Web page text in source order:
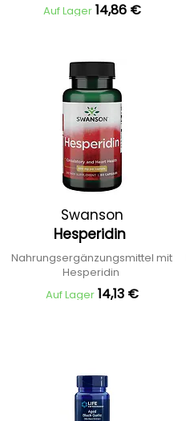
Auf Lager 14,86 €
Swanson
Hesperidin
Nahrungsergänzungsmittel mit
Hesperidin
Auf Lager 14,13 €